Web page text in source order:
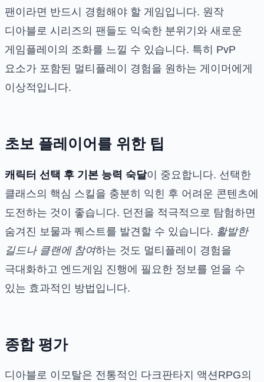
팬이라면 반드시 경험해야 할 게임입니다. 원작
디아블로 시리즈의 팬들도 익숙한 분위기와 새로운
게임플레이의 조화를 느낄 수 있습니다. 특히 PvP
요소가 포함된 멀티플레이 경험을 원하는 게이머에게
이상적입니다.
초보 플레이어를 위한 팁
캐릭터 선택 후 기본 능력 숙달이 중요합니다. 선택한
클래스의 핵심 스킬을 충분히 익힌 후 어려운 콘텐츠에
도전하는 것이 좋습니다. 던전을 적극적으로 탐험하면
숨겨진 보물과 퀘스트를 발견할 수 있습니다. 활발한
길드나 클랜에 참여하는 것도 멀티플레이 경험을
극대화하고 엔드게임 진행에 필요한 정보를 얻을 수
있는 효과적인 방법입니다.
종합 평가
디아블로 이모탈은 전통적인 다크판타지 액션RPG의